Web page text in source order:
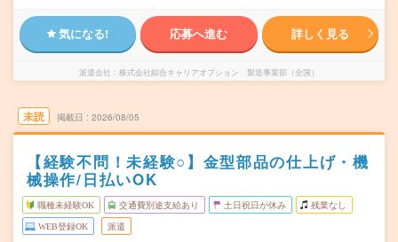
気になる! 応募へ進む 詳しく見る
派遣会社 株式会社綜合キャリアオプション 製造事業部（全国）
未読 掲載日 2026/08/05
【経験不問！未経験○】金型部品の仕上げ・機
械操作/日払いOK
職種未経験OK 交通費別途支給あり 土日祝日が休み 残業なし
WEB登録OK 派遣